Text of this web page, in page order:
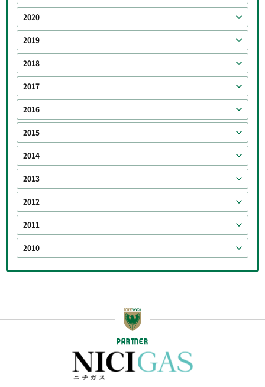
2020
2019
2018
2017
2016
2015
2014
2013
2012
2011
2010
PARTNER